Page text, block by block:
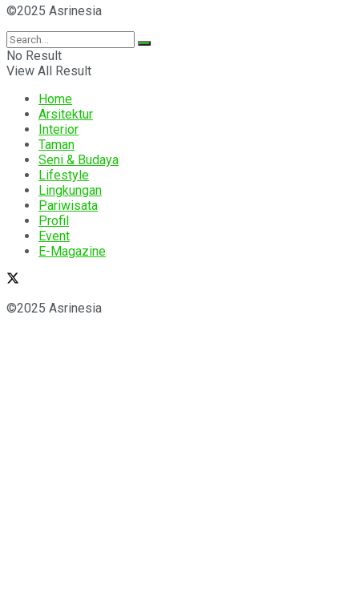
©2025 Asrinesia
No Result
View All Result
Home
Arsitektur
Interior
Taman
Seni & Budaya
Lifestyle
Lingkungan
Pariwisata
Profil
Event
E-Magazine
©2025 Asrinesia